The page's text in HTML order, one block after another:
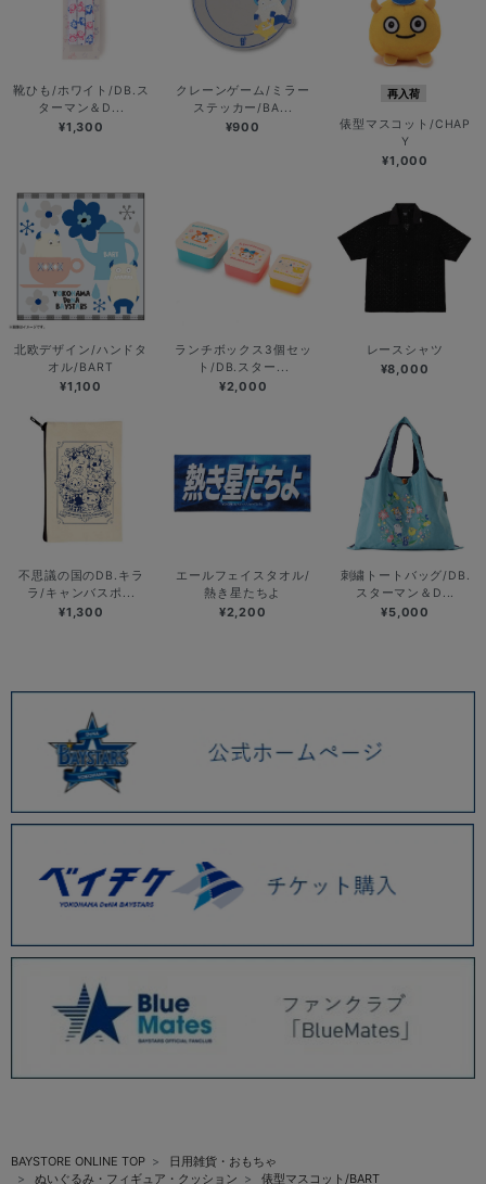
靴ひも/ホワイト/DB.ス
ターマン＆D...
¥1,300
クレーンゲーム/ミラー
ステッカー/BA...
¥900
再入荷
俵型マスコット/CHAP
Y
¥1,000
北欧デザイン/ハンドタ
オル/BART
¥1,100
ランチボックス3個セッ
ト/DB.スター...
¥2,000
レースシャツ
¥8,000
不思議の国のDB.キラ
ラ/キャンバスポ...
¥1,300
エールフェイスタオル/
熱き星たちよ
¥2,200
刺繍トートバッグ/DB.
スターマン＆D...
¥5,000
BAYSTORE ONLINE TOP
日用雑貨・おもちゃ
ぬいぐるみ・フィギュア・クッション
俵型マスコット/BART